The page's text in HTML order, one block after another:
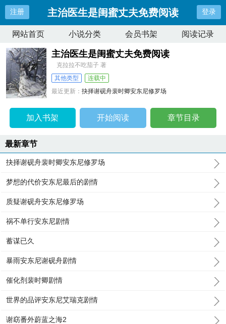
注册 主治医生是闺蜜丈夫免费阅读 登录
网站首页 小说分类 会员书架 阅读记录
主治医生是闺蜜丈夫免费阅读
克拉拉不吃茄子 著
其他类型
连载中
最近更新：抉择谢砚舟裴时卿安东尼修罗场
加入书架 开始阅读 章节目录
最新章节
抉择谢砚舟裴时卿安东尼修罗场
梦想的代价安东尼最后的剧情
质疑谢砚舟安东尼修罗场
祸不单行安东尼剧情
蓄谋已久
暴雨安东尼谢砚舟剧情
催化剂裴时卿剧情
世界的品评安东尼艾瑞克剧情
谢窈番外蔚蓝之海2